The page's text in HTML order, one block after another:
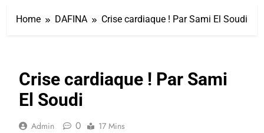
Home DAFINA Crise cardiaque ! Par Sami El Soudi
Crise cardiaque ! Par Sami
El Soudi
Admin 0 17 Mins